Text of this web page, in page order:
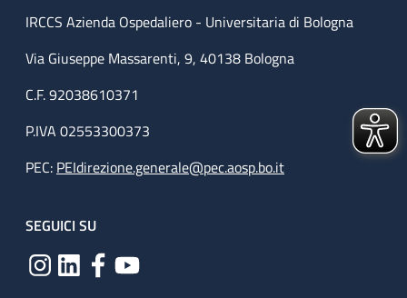
IRCCS Azienda Ospedaliero - Universitaria di Bologna
Via Giuseppe Massarenti, 9, 40138 Bologna
C.F. 92038610371
P.IVA 02553300373
PEC: PEIdirezione.generale@pec.aosp.bo.it
SEGUICI SU